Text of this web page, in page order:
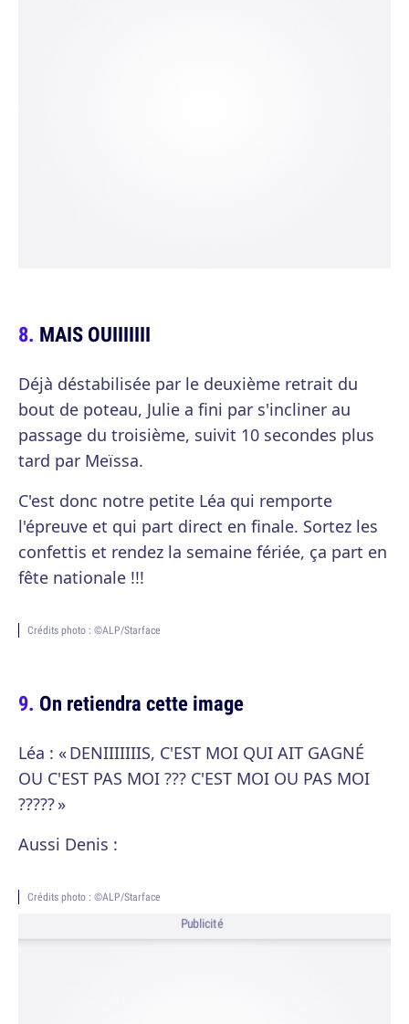
MAIS OUIIIIIII
Déjà déstabilisée par le deuxième retrait du
bout de poteau, Julie a fini par s'incliner au
passage du troisième, suivit 10 secondes plus
tard par Meïssa.
C'est donc notre petite Léa qui remporte
l'épreuve et qui part direct en finale. Sortez les
confettis et rendez la semaine fériée, ça part en
fête nationale !!!
Crédits photo : ©ALP/Starface
On retiendra cette image
Léa : « DENIIIIIIIS, C'EST MOI QUI AIT GAGNÉ
OU C'EST PAS MOI ??? C'EST MOI OU PAS MOI
????? »
Aussi Denis :
Crédits photo : ©ALP/Starface
Publicité